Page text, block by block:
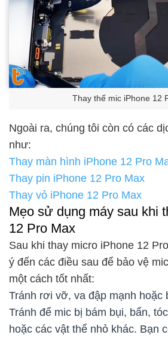
Thay thế mic iPhone 12
Ngoài ra, chúng tôi còn có các
như:
Thay màn hình iPhone 12 Pro
Thay pin iPhone 12 Pro Max
Thay vỏ iPhone 12 Pro Max
Mẹo sử dụng máy sau khi
12 Pro Max
Sau khi thay micro iPhone 12
ý đến các điều sau để bảo vệ
một cách tốt nhất:
Tránh rơi vỡ, va đập mạnh hoặc
Tránh để mic bị bám bụi, bẩn,
hoặc các vật thể nhỏ khác. Bạn